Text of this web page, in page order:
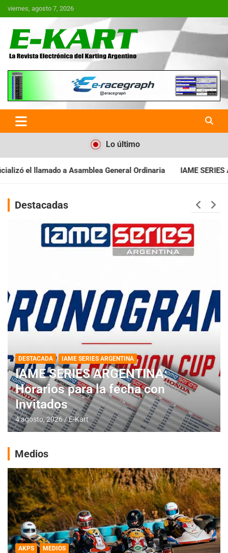
Saltar
al
viernes, agosto 7, 2026
E-Kart.com.ar | La Revista
Electrónica del Karting en
Argentina
Lo último
Ordinaria IAME SERIES ARGENTINA: Baradero recibe
Destacadas
DESTACADA IAME SERIES ARGENTINA
IAME SERIES ARGENTINA:
Horarios para la fecha con
Invitados
4 agosto, 2026 E-Kart
Medios
AKPS MEDIOS